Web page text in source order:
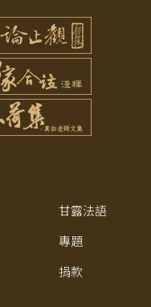
甘露法語
專題
捐款